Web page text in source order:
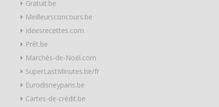
Gratuit.be
Meilleursconcours.be
Ideesrecettes.com
Prêt.be
Marchés-de-Noël.com
SuperLastMinutes.be/fr
Eurodisneyparis.be
Cartes-de-crédit.be